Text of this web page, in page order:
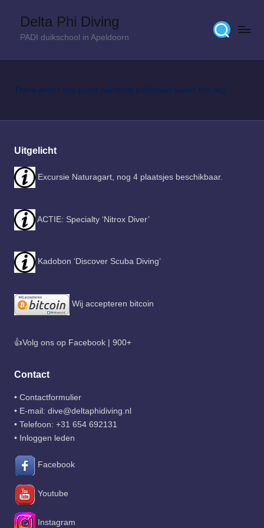
Delta Phi Diving
PADI duikschool in Apeldoorn
There aren’t any posts currently published under this tag.
Uitgelicht
Excursie Naturagart, nog 4 plaatsjes beschikbaar.
ACTIE: Specialty ‘Nitrox Diver’
Kadobon ‘Discover Scuba Diving’
Wij accepteren bitcoin
👍Volg ons op Facebook | 900+
Contact
• Contactformulier
• E-mail: dive@deltaphidiving.nl
• Telefoon: +31 654 692131
• Inloggen leden
Facebook
Youtube
Instagram